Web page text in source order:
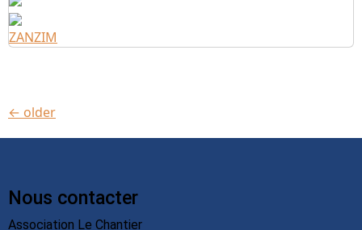
ZANZIM
← older
Nous contacter
Association Le Chantier